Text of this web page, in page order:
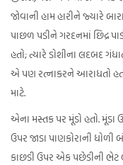
જોવાની હામ હારીને જ્યારે
પાછળ પડીને ગરદનમાં છિદ્ર
હતો; ત્યારે ડોશીના લદબદ
એ પણ રત્નાકરને આરાધતો
માટે.
એના મસ્તક પર મૂંડો હતો. મૂંડા
ઉપર જાડા પાણકોરાની ધોળી
કાછડી ઉપર એક પછેડીની ભેટ